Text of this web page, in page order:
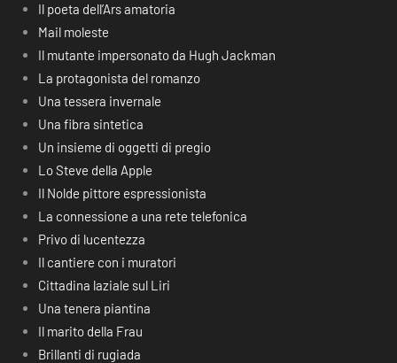
Il poeta dell’Ars amatoria
Mail moleste
Il mutante impersonato da Hugh Jackman
La protagonista del romanzo
Una tessera invernale
Una fibra sintetica
Un insieme di oggetti di pregio
Lo Steve della Apple
Il Nolde pittore espressionista
La connessione a una rete telefonica
Privo di lucentezza
Il cantiere con i muratori
Cittadina laziale sul Liri
Una tenera piantina
Il marito della Frau
Brillanti di rugiada